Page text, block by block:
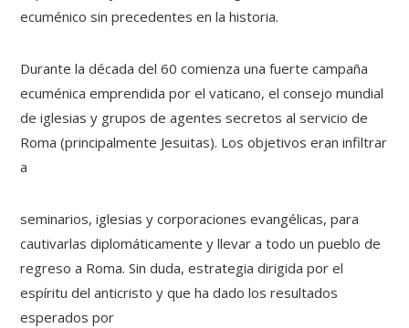
ecuménico sin precedentes en la historia.
Durante la década del 60 comienza una fuerte campaña
ecuménica emprendida por el vaticano, el consejo mundial
de iglesias y grupos de agentes secretos al servicio de
Roma (principalmente Jesuitas). Los objetivos eran infiltrar
a
seminarios, iglesias y corporaciones evangélicas, para
cautivarlas diplomáticamente y llevar a todo un pueblo de
regreso a Roma. Sin duda, estrategia dirigida por el
espíritu del anticristo y que ha dado los resultados
esperados por